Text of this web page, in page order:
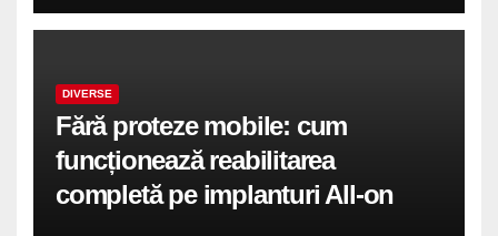
DIVERSE
Fără proteze mobile: cum
funcționează reabilitarea
completă pe implanturi All-on